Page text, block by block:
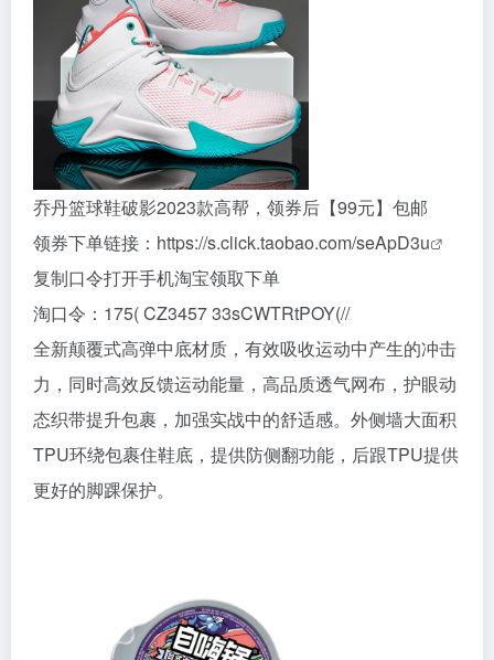
乔丹篮球鞋破影2023款高帮，领券后【99元】包邮
领券下单链接： https://s.click.taobao.com/seApD3u
复制口令打开手机淘宝领取下单
淘口令：175( CZ3457 33sCWTRtPOY(//
全新颠覆式高弹中底材质，有效吸收运动中产生的冲击
力，同时高效反馈运动能量，高品质透气网布，护眼动
态织带提升包裹，加强实战中的舒适感。外侧墙大面积
TPU环绕包裹住鞋底，提供防侧翻功能，后跟TPU提供
更好的脚踝保护。